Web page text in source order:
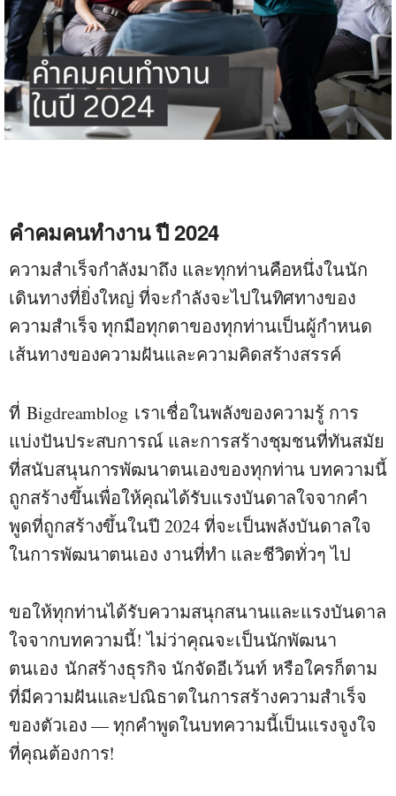
คำคมคนทำงาน ปี 2024
ความสำเร็จกำลังมาถึง และทุกท่านคือหนึ่งในนัก
เดินทางที่ยิ่งใหญ่ ที่จะกำลังจะไปในทิศทางของ
ความสำเร็จ ทุกมือทุกตาของทุกท่านเป็นผู้กำหนด
เส้นทางของความฝันและความคิดสร้างสรรค์
ที่ Bigdreamblog เราเชื่อในพลังของความรู้ การ
แบ่งปันประสบการณ์ และการสร้างชุมชนที่ทันสมัย
ที่สนับสนุนการพัฒนาตนเองของทุกท่าน บทความนี้
ถูกสร้างขึ้นเพื่อให้คุณได้รับแรงบันดาลใจจากคำ
พูดที่ถูกสร้างขึ้นในปี 2024 ที่จะเป็นพลังบันดาลใจ
ในการพัฒนาตนเอง งานที่ทำ และชีวิตทั่วๆ ไป
ขอให้ทุกท่านได้รับความสนุกสนานและแรงบันดาล
ใจจากบทความนี้! ไม่ว่าคุณจะเป็นนักพัฒนา
ตนเอง นักสร้างธุรกิจ นักจัดอีเว้นท์ หรือใครก็ตาม
ที่มีความฝันและปณิธาตในการสร้างความสำเร็จ
ของตัวเอง — ทุกคำพูดในบทความนี้เป็นแรงจูงใจ
ที่คุณต้องการ!